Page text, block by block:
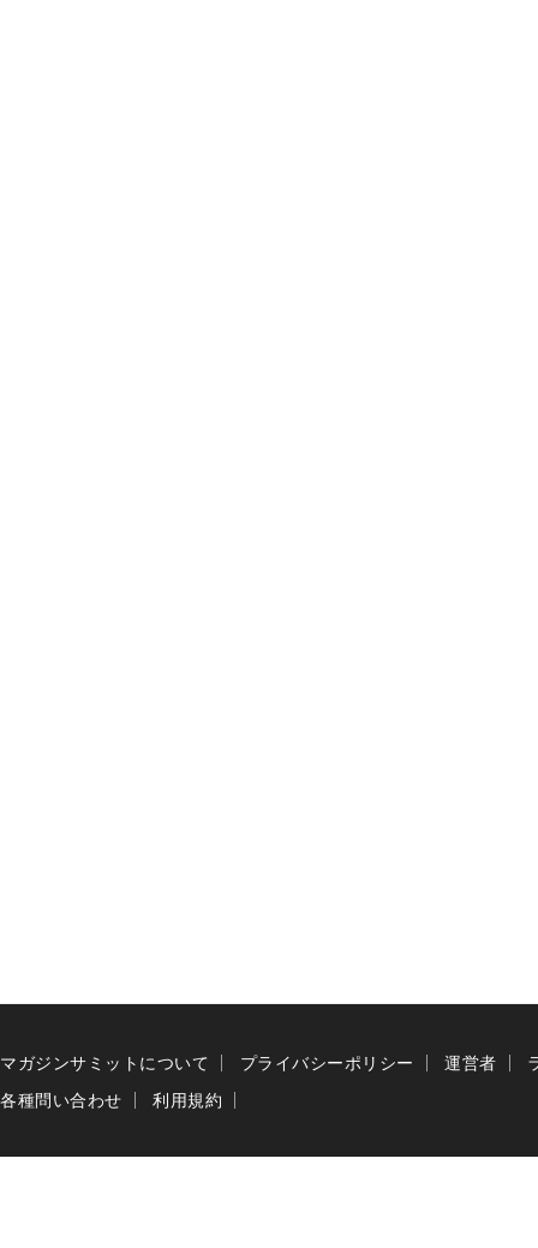
マガジンサミットについて プライバシーポリシー 運営者
各種問い合わせ
利用規約